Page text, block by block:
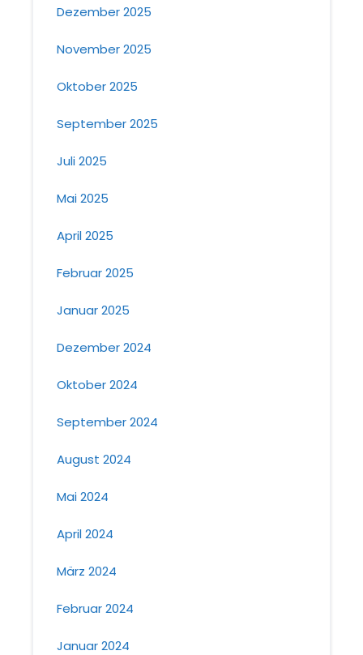
Dezember 2025
November 2025
Oktober 2025
September 2025
Juli 2025
Mai 2025
April 2025
Februar 2025
Januar 2025
Dezember 2024
Oktober 2024
September 2024
August 2024
Mai 2024
April 2024
März 2024
Februar 2024
Januar 2024